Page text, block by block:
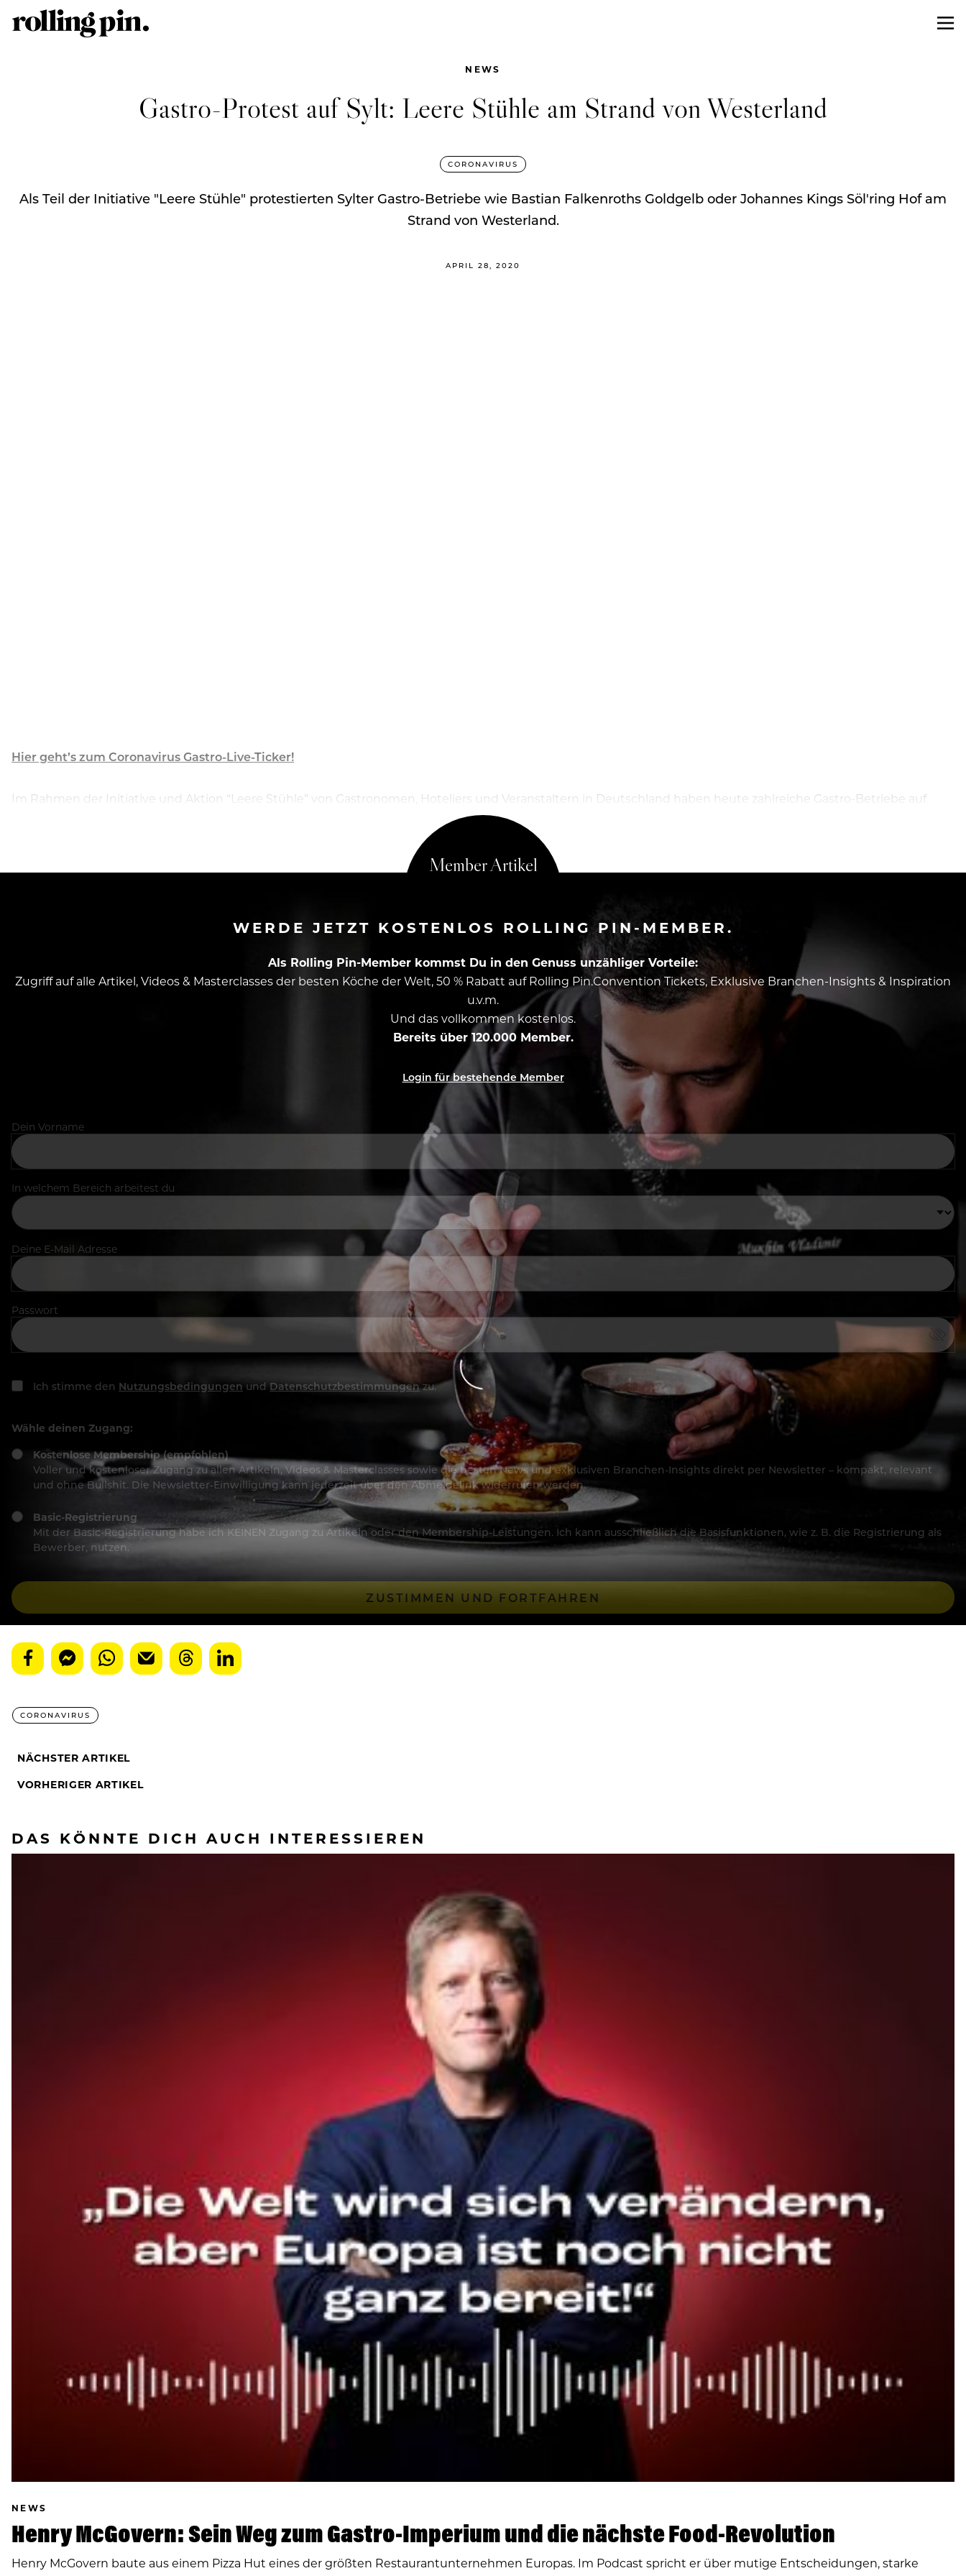
NEWS
Gastro-Protest auf Sylt: Leere Stühle am Strand von Westerland
CORONAVIRUS
Als Teil der Initiative "Leere Stühle" protestierten Sylter Gastro-Betriebe wie Bastian Falkenroths Goldgelb oder Johannes Kings Söl'ring Hof am
Strand von Westerland.
APRIL 28, 2020
Hier geht’s zum Coronavirus Gastro-Live-Ticker!
Im Rahmen der Initiative und Aktion “Leere Stühle” von Gastronomen, Hoteliers und Veranstaltern in Deutschland haben heute zahlreiche Gastro-Betriebe auf
WERDE JETZT KOSTENLOS ROLLING PIN-MEMBER.
Als Rolling Pin-Member kommst Du in den Genuss unzähliger Vorteile:
Zugriff auf alle Artikel, Videos & Masterclasses der besten Köche der Welt, 50 % Rabatt auf Rolling Pin.Convention Tickets, Exklusive Branchen-Insights & Inspiration
u.v.m.
Und das vollkommen kostenlos.
Bereits über 120.000 Member.
Login für bestehende Member
Dein Vorname
In welchem Bereich arbeitest du
Deine E-Mail Adresse
Passwort
Ich stimme den Nutzungsbedingungen undDatenschutzbestimmungenzu.
Wähle deinen Zugang:
Kostenlose Membership (empfohlen)
Voller und kostenloser Zugang zu allen Artikeln, Videos & Masterclasses sowie die besten News und exklusiven Branchen-Insights direkt per Newsletter – kompakt, relevant
und ohne Bullshit. Die Newsletter-Einwilligung kann jederzeit über den Abmeldelink widerrufen werden.
Basic-Registrierung
Mit der Basic-Registrierung habe ich KEINEN Zugang zu Artikeln oder den Membership-Leistungen. Ich kann ausschließlich die Basisfunktionen, wie z. B. die Registrierung als
Bewerber, nutzen.
ZUSTIMMEN UND FORTFAHREN
CORONAVIRUS
NÄCHSTER ARTIKEL
VORHERIGER ARTIKEL
DAS KÖNNTE DICH AUCH INTERESSIEREN
NEWS
Henry McGovern: Sein Weg zum Gastro-Imperium und die nächste Food-Revolution
Henry McGovern baute aus einem Pizza Hut eines der größten Restaurantunternehmen Europas. Im Podcast spricht er über mutige Entscheidungen, starke